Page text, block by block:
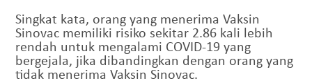
Singkat kata, orang yang menerima Vaksin
Sinovac memiliki risiko sekitar 2.86 kali lebih
rendah untuk mengalami COVID-19 yang
bergejala, jika dibandingkan dengan orang yang
tidak menerima Vaksin Sinovac.